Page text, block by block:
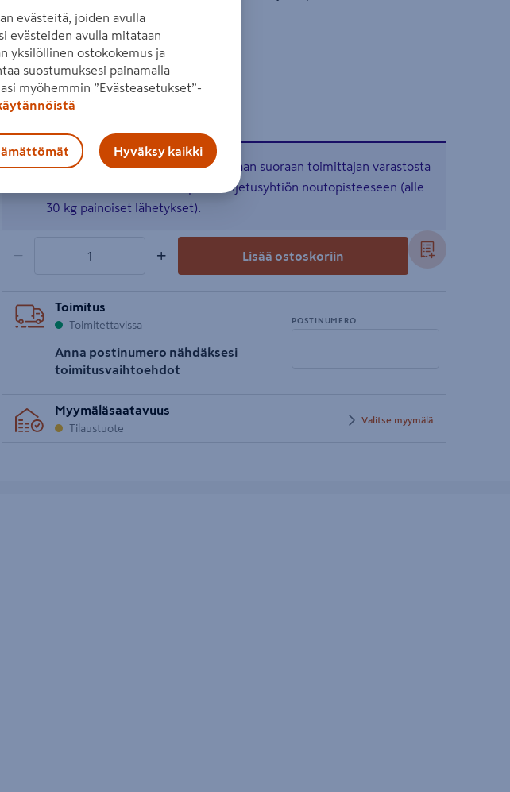
Lue koko tuotekuvaus
Hinta verkkokaupassa
3895€/kpl
3 895 €/ kpl
Tämä on tilaustuote, joka toimitetaan suoraan toimittajan varastosta
asiakkaan osoitetta lähimpään kuljetusyhtiön noutopisteeseen (alle
30 kg painoiset lähetykset).
− + Lisää ostoskoriin
Toimitus
Toimitettavissa
Anna postinumero nähdäksesi
toimitusvaihtoehdot
POSTINUMERO
postinumero
Myymäläsaatavuus
Tilaustuote
Valitse myymälä
evästeitä, joiden avulla
evästeiden avulla mitataan
yksilöllinen ostokokemus ja
suostumuksesi painamalla
myöhemmin ”Evästeasetukset”-
Hyväksy kaikki